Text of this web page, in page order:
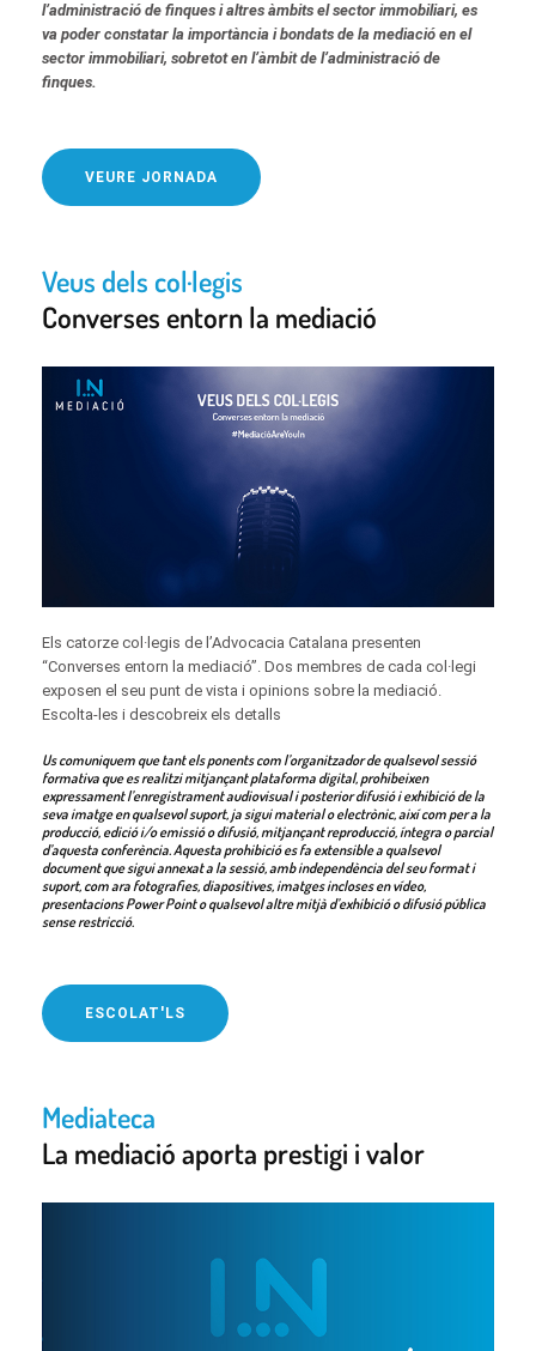
l’administració de finques i altres àmbits el sector immobiliari, es
va poder constatar la importància i bondats de la mediació en el
sector immobiliari, sobretot en l’àmbit de l’administració de
finques.
VEURE JORNADA
Veus dels col·legis
Converses entorn la mediació
Els catorze col·legis de l’Advocacia Catalana presenten
“Converses entorn la mediació”. Dos membres de cada col·legi
exposen el seu punt de vista i opinions sobre la mediació.
Escolta-les i descobreix els detalls
Us comuniquem que tant els ponents com l’organitzador de qualsevol sessió
formativa que es realitzi mitjançant plataforma digital, prohibeixen
expressament l’enregistrament audiovisual i posterior difusió i exhibició de la
seva imatge en qualsevol suport, ja sigui material o electrònic, així com per a la
producció, edició i/o emissió o difusió, mitjançant reproducció, íntegra o parcial
d’aquesta conferència. Aquesta prohibició es fa extensible a qualsevol
document que sigui annexat a la sessió, amb independència del seu format i
suport, com ara fotografies, diapositives, imatges incloses en vídeo,
presentacions Power Point o qualsevol altre mitjà d’exhibició o difusió pública
sense restricció.
ESCOLAT'LS
Mediateca
La mediació aporta prestigi i valor